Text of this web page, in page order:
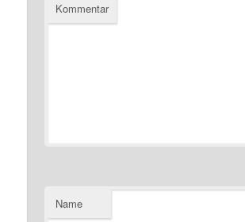
Kommentar
Name